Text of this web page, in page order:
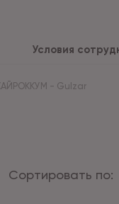
Условия
- Gulzar
Сортировать по: